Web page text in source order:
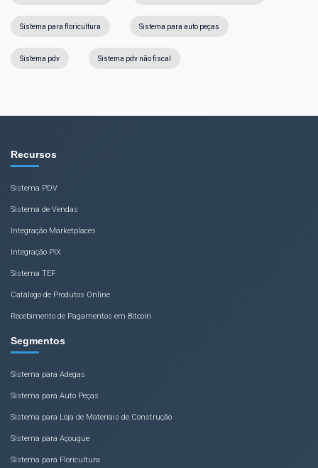
Sistema para floricultura Sistema para auto peças
Sistema pdv Sistema pdv não fiscal
Recursos
Sistema PDV
Sistema de Vendas
Integração Marketplaces
Integração PIX
Sistema TEF
Catálogo de Produtos Online
Recebimento de Pagamentos em Bitcoin
Segmentos
Sistema para Adegas
Sistema para Auto Peças
Sistema para Loja de Materiais de Construção
Sistema para Açougue
Sistema para Floricultura